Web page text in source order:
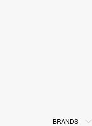
BRANDS